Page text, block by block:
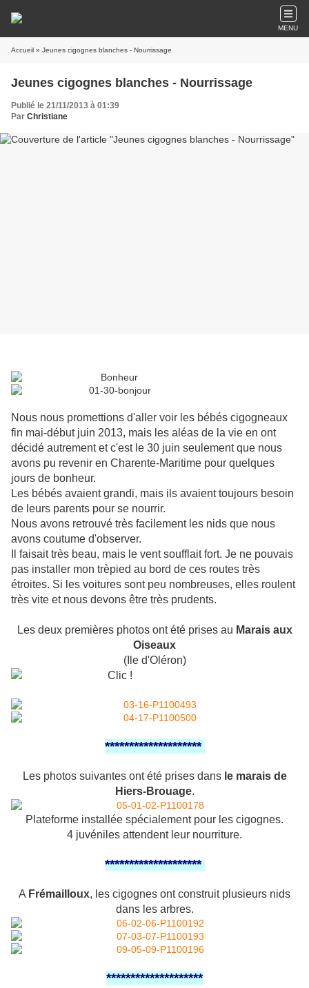
MENU
Accueil » Jeunes cigognes blanches - Nourrissage
Jeunes cigognes blanches - Nourrissage
Publié le 21/11/2013 à 01:39
Par Christiane
Nous nous promettions d'aller voir les bébés cigogneaux
fin mai-début juin 2013, mais les aléas de la vie en ont
décidé autrement et c'est le 30 juin seulement que nous
avons pu revenir en Charente-Maritime pour quelques
jours de bonheur.
Les bébés avaient grandi, mais ils avaient toujours besoin
de leurs parents pour se nourrir.
Nous avons retrouvé très facilement les nids que nous
avons coutume d'observer.
Il faisait très beau, mais le vent soufflait fort. Je ne pouvais
pas installer mon trèpied au bord de ces routes très
étroites. Si les voitures sont peu nombreuses, elles roulent
très vite et nous devons être très prudents.
Les deux premières photos ont été prises au Marais aux
Oiseaux
(Ile d'Oléron)
********************
Les photos suivantes ont été prises dans le marais de
Hiers-Brouage.
Plateforme installée spécialement pour les cigognes.
4 juvéniles attendent leur nourriture.
********************
A Frémailloux, les cigognes ont construit plusieurs nids
dans les arbres.
********************